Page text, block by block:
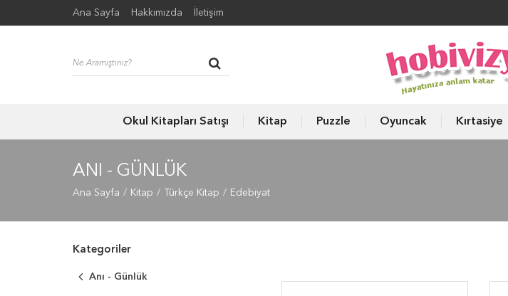
Ana Sayfa Hakkımızda İletişim
Okul Kitapları Satışı Kitap Puzzle Oyuncak Kırtasiye
ANI - GÜNLÜK
Ana Sayfa Kitap Türkçe Kitap Edebiyat
Kategoriler
Anı - Günlük